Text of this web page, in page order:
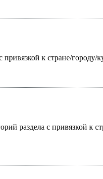
к стране/
раздела с привязкой